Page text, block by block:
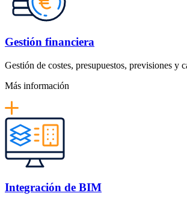
Gestión financiera
Gestión de costes, presupuestos, previsiones y
Más información
Integración de BIM